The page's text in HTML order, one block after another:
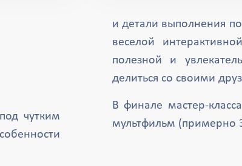
чутким
и детали выполнения
веселой
полезной и
делиться со своими
В финале мастер-
мультфильм (примерно